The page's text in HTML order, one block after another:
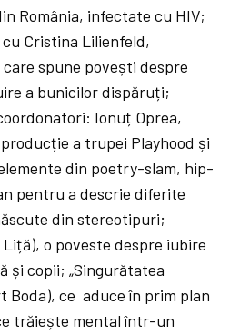
România, infectate cu HIV;
cu Cristina Lilienfeld,
spune povești despre
a bunicilor dispăruți;
Ionuț Oprea,
a trupei Playhood și
din poetry-slam, hip-
pentru a descrie diferite
din stereotipuri;
Liță), o poveste despre iubire
și copii; „Singurătatea
Boda), ce aduce în prim plan
trăiește mental într-un